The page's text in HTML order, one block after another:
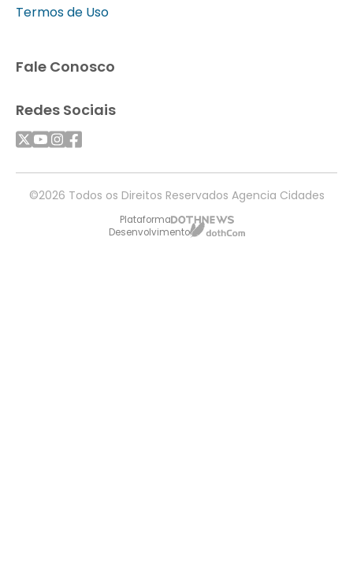
Termos de Uso
Fale Conosco
Redes Sociais
©2026 Todos os Direitos Reservados Agencia Cidades
Plataforma
Desenvolvimento